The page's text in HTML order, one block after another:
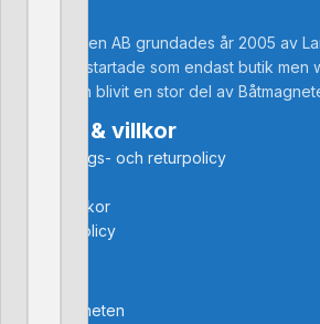
Båtmagneten AB grundades år 2005 av
Företaget startade som endast butik men
under åren blivit en stor del av
Kontakt & villkor
Återbetalnings- och returpolicy
Leveransvillkor
Integritetspolicy
Om Båtmagneten